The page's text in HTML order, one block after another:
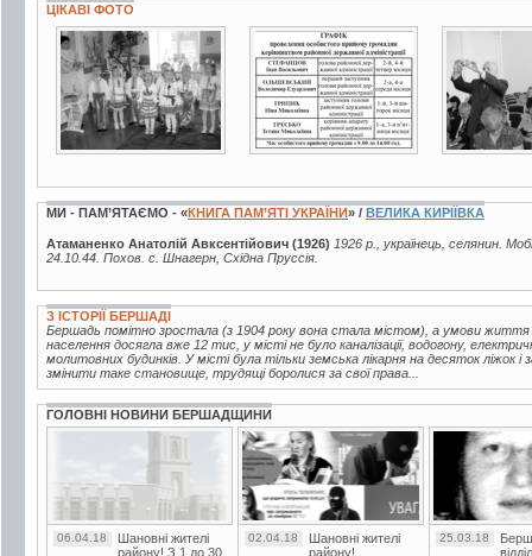
ЦІКАВІ ФОТО
2 фото 3 фото
МИ - ПАМ’ЯТАЄМО - «КНИГА ПАМ’ЯТІ УКРАЇНИ» / ВЕЛИКА КИРІЇВКА
Атаманенко Анатолій Авксентійович (1926) 1926 р., українець, селянин.
24.10.44. Похов. с. Шнагерн, Східна Пруссія.
З ІСТОРІЇ БЕРШАДІ
Бершадь помітно зростала (з 1904 року вона стала містом), а умови
населення досягла вже 12 тис, у місті не було каналізації, водогону,
молитовних будинків. У місті була тільки земська лікарня на десяток ліжок
змінити таке становище, трудящі боролися за свої права...
ГОЛОВНІ НОВИНИ БЕРШАДЩИНИ
06.04.18
Шановні жителі
району! З 1 до 30
02.04.18
Шановні жителі
району!
25.03.18